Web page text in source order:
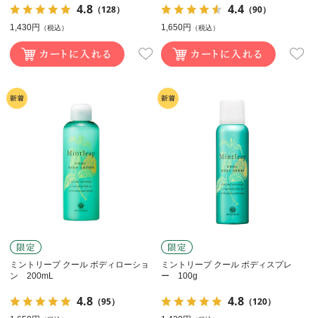
4.8（128）
1,430円 （税込）
4.4 （90）
1,650円 （税込）
ミントリープ クール ボディローショ
ン 200mL
4.8（95）
ミントリープ クール ボディスプレ
ー 100g
4.8 （120）